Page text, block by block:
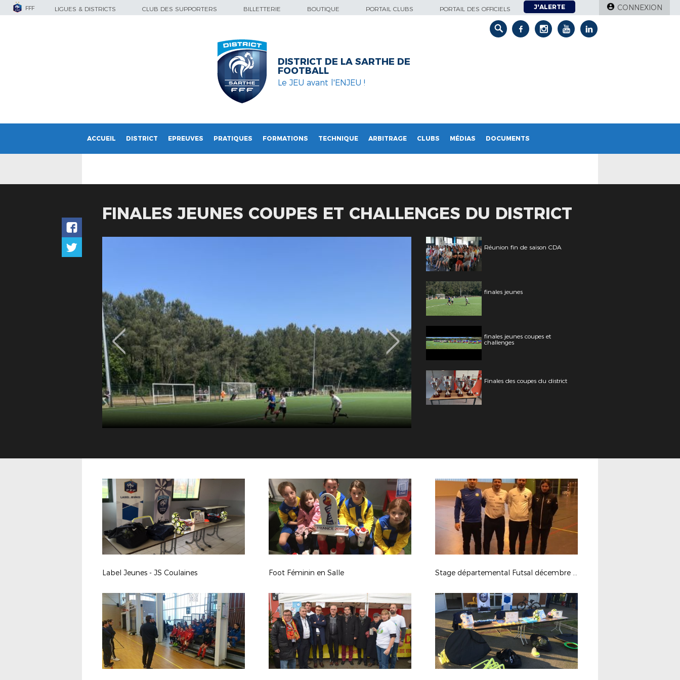
FFF LIGUES & DISTRICTS CLUB DES SUPPORTERS BILLETTERIE BOUTIQUE PORTAIL CLUBS PORTAIL DES OFFICIELS J'ALERTE CONNEXION
DISTRICT DE LA SARTHE DE
FOOTBALL
Le JEU avant l'ENJEU !
ACCUEIL DISTRICT EPREUVES PRATIQUES FORMATIONS TECHNIQUE ARBITRAGE CLUBS MÉDIAS DOCUMENTS
FINALES JEUNES COUPES ET CHALLENGES DU DISTRICT
Réunion fin de saison CDA
finales jeunes
finales jeunes coupes et
challenges
Finales des coupes du district
Label Jeunes - JS Coulaines Foot Féminin en Salle Stage départemental Futsal décembre 2017 à La Flèche